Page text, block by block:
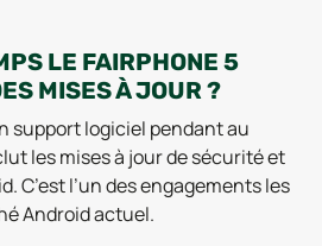
LE FAIRPHONE 5
MISES À JOUR ?
support logiciel pendant au
les mises à jour de sécurité et
C’est l’un des engagements les
Android actuel.